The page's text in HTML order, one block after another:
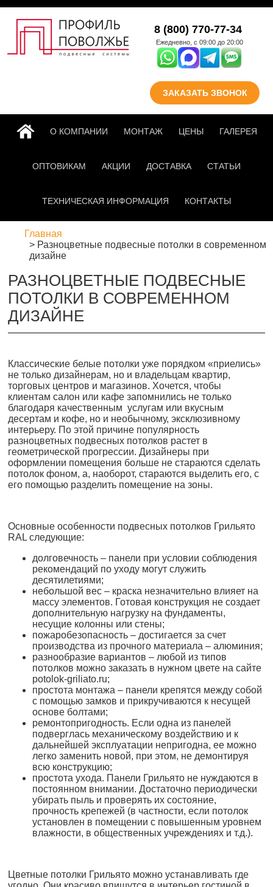
Перейти к основному
содержанию8 (800) 770-77-34
Ежедневно, с 09:00 до 20:00
ЗАКАЗАТЬ ЗВОНОК
ГЛАВНАЯО КОМПАНИИ МОНТАЖ ЦЕНЫ ГАЛЕРЕЯ
ОПТОВИКАМ АКЦИИ ДОСТАВКА СТАТЬИ
ТЕХНИЧЕСКАЯ ИНФОРМАЦИЯ КОНТАКТЫ
Главная
Разноцветные подвесные потолки в современном
дизайне
РАЗНОЦВЕТНЫЕ ПОДВЕСНЫЕ
ПОТОЛКИ В СОВРЕМЕННОМ
ДИЗАЙНЕ
Классические белые потолки уже порядком «приелись»
не только дизайнерам, но и владельцам квартир,
торговых центров и магазинов. Хочется, чтобы
клиентам салон или кафе запомнились не только
благодаря качественным услугам или вкусным
десертам и кофе, но и необычному, эксклюзивному
интерьеру. По этой причине популярность
разноцветных подвесных потолков растет в
геометрической прогрессии. Дизайнеры при
оформлении помещения больше не стараются сделать
потолок фоном, а, наоборот, стараются выделить его, с
его помощью разделить помещение на зоны.
Основные особенности подвесных потолков Грильято
RAL следующие:
долговечность – панели при условии соблюдения
рекомендаций по уходу могут служить
десятилетиями;
небольшой вес – краска незначительно влияет на
массу элементов. Готовая конструкция не создает
дополнительную нагрузку на фундаменты,
несущие колонны или стены;
пожаробезопасность – достигается за счет
производства из прочного материала – алюминия;
разнообразие вариантов – любой из типов
потолков можно заказать в нужном цвете на сайте
potolok-griliato.ru;
простота монтажа – панели крепятся между собой
с помощью замков и прикручиваются к несущей
основе болтами;
ремонтопригодность. Если одна из панелей
подверглась механическому воздействию и к
дальнейшей эксплуатации непригодна, ее можно
легко заменить новой, при этом, не демонтируя
всю конструкцию;
простота ухода. Панели Грильято не нуждаются в
постоянном внимании. Достаточно периодически
убирать пыль и проверять их состояние,
прочность крепежей (в частности, если потолок
установлен в помещении с повышенным уровнем
влажности, в общественных учреждениях и т.д.).
Цветные потолки Грильято можно устанавливать где